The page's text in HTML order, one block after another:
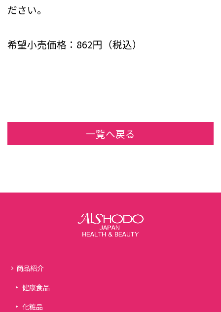
ださい。
希望小売価格：862円（税込）
一覧へ戻る
商品紹介
健康食品
化粧品